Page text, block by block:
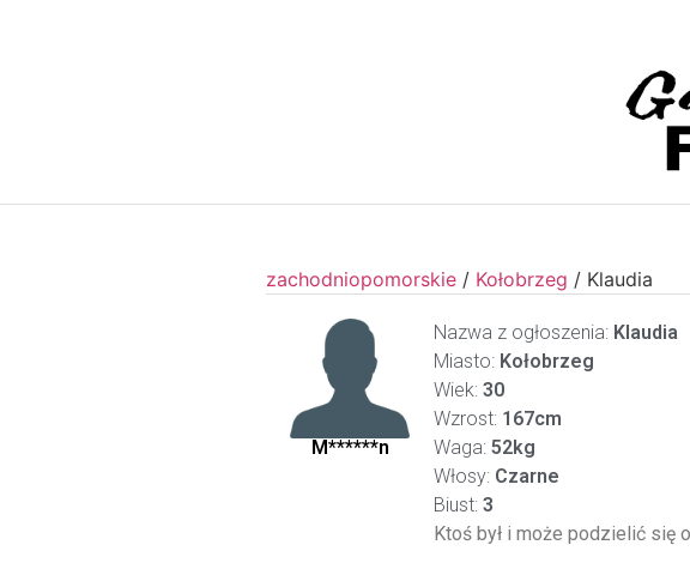
zachodniopomorskie / Kołobrzeg / Klaudia
M******n
Nazwa z ogłoszenia: Klaudia
Miasto: Kołobrzeg
Wiek: 30
Wzrost: 167cm
Waga: 52kg
Włosy: Czarne
Biust: 3
Ktoś był i może podzielić się